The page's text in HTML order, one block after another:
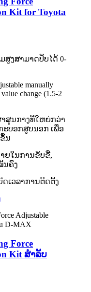
Kit for Toyota
ສູງສາມາດປັບໄດ້ 0-
manually
change (1.5-2
ສູນກາງທີ່ໃຫຍ່ກວ່າ
ບອກສູບນອກ ເພື່ອ
ນ
ຍໃນການຂັບຂີ່,
ນຄົງ
ເວລາການຕິດຕັ້ງ
Force
Kit ສໍາລັບ